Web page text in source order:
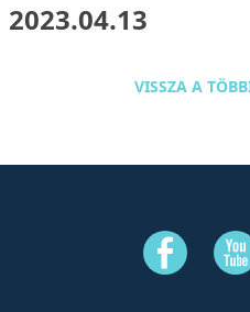
2023.04.13
VISSZA A